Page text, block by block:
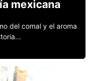
mexicana
del comal y el aroma